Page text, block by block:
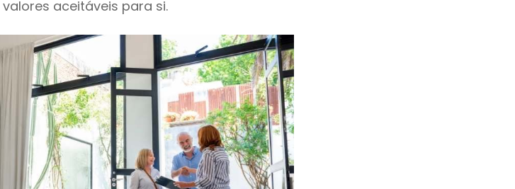
aceitáveis para si.